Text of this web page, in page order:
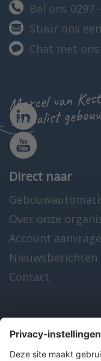
Bel ons 0297
Stuur ons
Chat met ons
Marcel van
specialist
Direct naar
Over onze
Account
Nieuwsberichten
Contact
Onze producten
en diensten
Over Hitma